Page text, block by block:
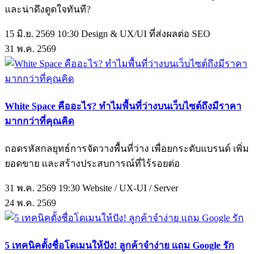
และน่าดึงดูดใจทันที?
15 มิ.ย. 2569 10:30 Design & UX/UI ที่ส่งผลต่อ SEO
31 พ.ค. 2569
White Space คืออะไร? ทำไมพื้นที่ว่างบนเว็บไซต์ถึงมีราคา
มากกว่าที่คุณคิด
ถอดรหัสกลยุทธ์การจัดวางพื้นที่ว่าง เพื่อยกระดับแบรนด์ เพิ่ม
ยอดขาย และสร้างประสบการณ์ที่ไร้รอยต่อ
31 พ.ค. 2569 19:30 Website / UX-UI / Server
24 พ.ค. 2569
5 เทคนิคตั้งชื่อโดเมนให้ปัง! ลูกค้าจำง่าย แถม Google รัก